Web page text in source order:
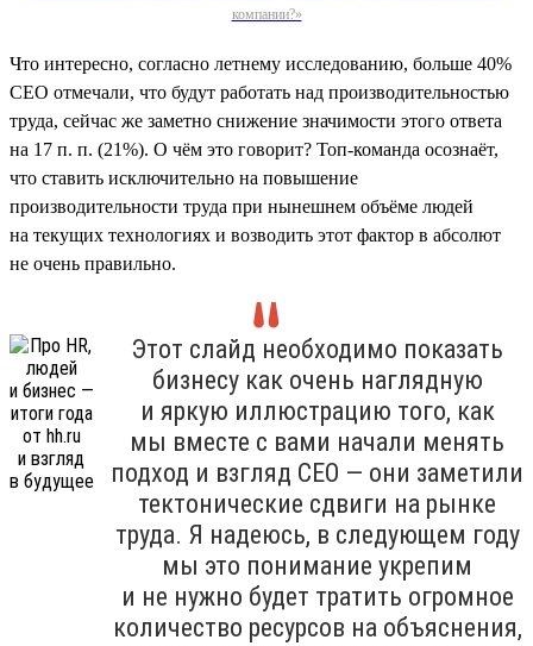
компании?»
Что интересно, согласно летнему исследованию, больше 40%
СЕО отмечали, что будут работать над производительностью
труда, сейчас же заметно снижение значимости этого ответа
на 17 п. п. (21%). О чём это говорит? Топ-команда осознаёт,
что ставить исключительно на повышение
производительности труда при нынешнем объёме людей
на текущих технологиях и возводить этот фактор в абсолют
не очень правильно.
Этот слайд необходимо показать
бизнесу как очень наглядную
и яркую иллюстрацию того, как
мы вместе с вами начали менять
подход и взгляд СЕО — они заметили
тектонические сдвиги на рынке
труда. Я надеюсь, в следующем году
мы это понимание укрепим
и не нужно будет тратить огромное
количество ресурсов на объяснения,